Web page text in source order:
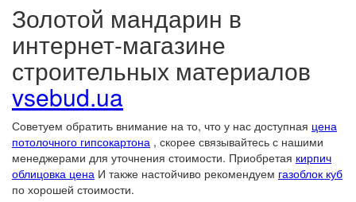
Золотой мандарин в
интернет-магазине
строительных материалов
vsebud.ua
Советуем обратить внимание на то, что у нас доступная цена
потолочного гипсокартона , скорее связывайтесь с нашими
менеджерами для уточнения стоимости. Приобретая кирпич
облицовка цена И также настойчиво рекомендуем газоблок куб
по хорошей стоимости.